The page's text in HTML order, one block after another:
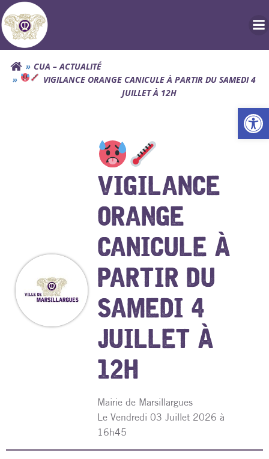
Aller
au
contenu
CUA – ACTUALITÉ
VIGILANCE ORANGE CANICULE À PARTIR DU SAMEDI 4
JUILLET À 12H
VIGILANCE
ORANGE
CANICULE À
PARTIR DU
SAMEDI 4
JUILLET À
12H
Mairie de Marsillargues
Le Vendredi 03 Juillet 2026 à
16h45